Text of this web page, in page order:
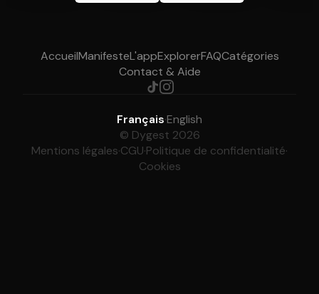
AccueilManifesteL'appExplorerFAQCatégories
Contact & Aide
Français·English
© Dygest 2026
Mentions légales·CGU·Politique de confidentialité·
Cookies